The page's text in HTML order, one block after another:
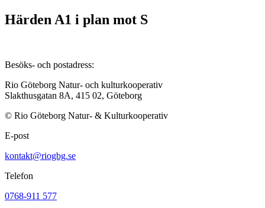
Härden A1 i plan mot S
Besöks- och postadress:
Rio Göteborg Natur- och kulturkooperativ
Slakthusgatan 8A, 415 02, Göteborg
© Rio Göteborg Natur- & Kulturkooperativ
E-post
kontakt@riogbg.se
Telefon
0768-911 577